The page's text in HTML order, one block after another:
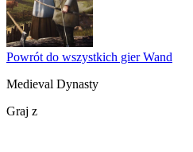
Powrót do wszystkich gier Wand
Medieval Dynasty
Graj z